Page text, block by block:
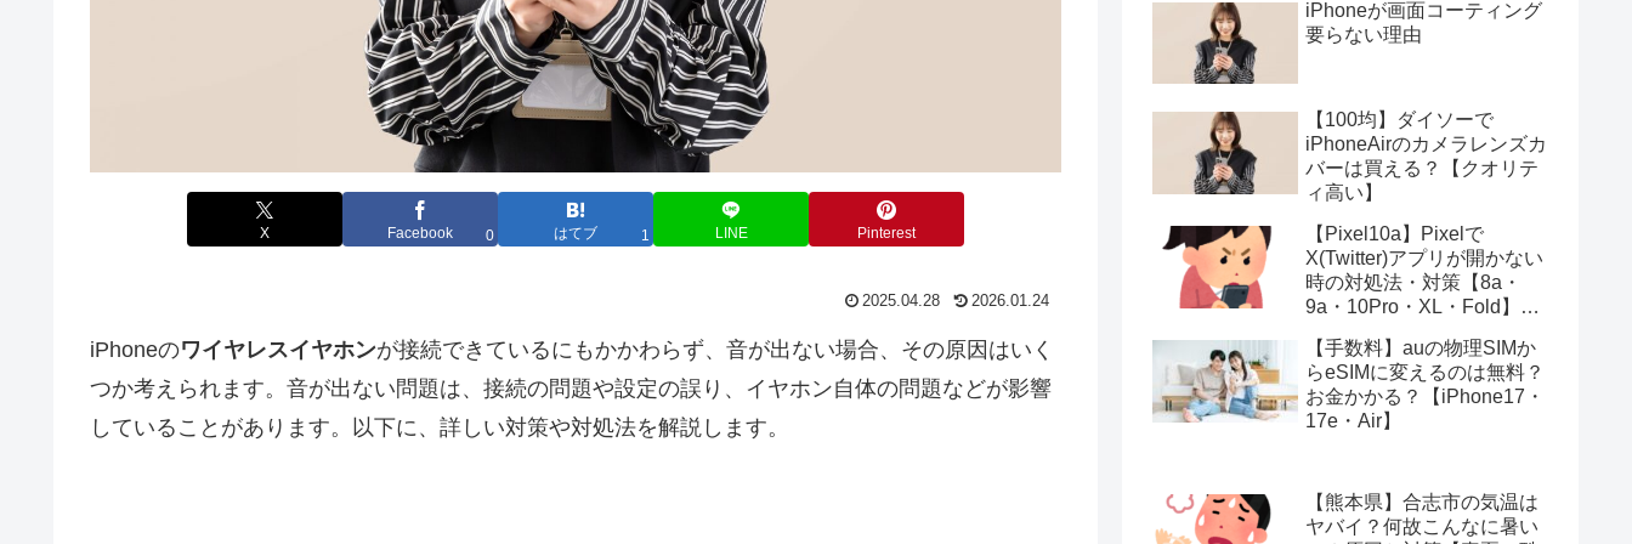
X Facebook 0 はてブ 1 LINE Pinterest
2025.04.28 2026.01.24
iPhoneのワイヤレスイヤホンが接続できているにもかかわらず、音が出ない場合、その原因はいく
つか考えられます。音が出ない問題は、接続の問題や設定の誤り、イヤホン自体の問題などが影響
していることがあります。以下に、詳しい対策や対処法を解説します。
iPhoneが画面コーティング
要らない理由
【100均】ダイソーで
iPhoneAirのカメラレンズカ
バーは買える？【クオリテ
ィ高い】
【Pixel10a】Pixelで
X(Twitter)アプリが開かない
時の対処法・対策【8a・
9a・10Pro・XL・Fold】
【手数料】auの物理SIMか
らeSIMに変えるのは無料？
お金かかる？【iPhone17・
17e・Air】
【熊本県】合志市の気温は
ヤバイ？何故こんなに暑い